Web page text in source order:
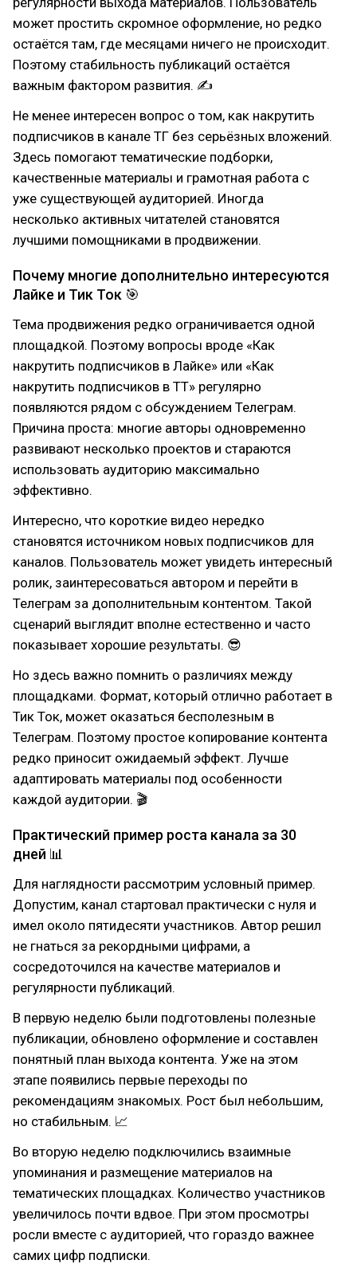
может простить скромное оформление, но редко
остаётся там, где месяцами ничего не происходит.
Поэтому стабильность публикаций остаётся
важным фактором развития. ✍
Не менее интересен вопрос о том, как накрутить
подписчиков в канале ТГ без серьёзных вложений.
Здесь помогают тематические подборки,
качественные материалы и грамотная работа с
уже существующей аудиторией. Иногда
несколько активных читателей становятся
лучшими помощниками в продвижении.
Почему многие дополнительно интересуются
Лайке и Тик Ток 🎯
Тема продвижения редко ограничивается одной
площадкой. Поэтому вопросы вроде «Как
накрутить подписчиков в Лайке» или «Как
накрутить подписчиков в ТТ» регулярно
появляются рядом с обсуждением Телеграм.
Причина проста: многие авторы одновременно
развивают несколько проектов и стараются
использовать аудиторию максимально
эффективно.
Интересно, что короткие видео нередко
становятся источником новых подписчиков для
каналов. Пользователь может увидеть интересный
ролик, заинтересоваться автором и перейти в
Телеграм за дополнительным контентом. Такой
сценарий выглядит вполне естественно и часто
показывает хорошие результаты. 😎
Но здесь важно помнить о различиях между
площадками. Формат, который отлично работает в
Тик Ток, может оказаться бесполезным в
Телеграм. Поэтому простое копирование контента
редко приносит ожидаемый эффект. Лучше
адаптировать материалы под особенности
каждой аудитории. 🎬
Практический пример роста канала за 30
дней 📊
Для наглядности рассмотрим условный пример.
Допустим, канал стартовал практически с нуля и
имел около пятидесяти участников. Автор решил
не гнаться за рекордными цифрами, а
сосредоточился на качестве материалов и
регулярности публикаций.
В первую неделю были подготовлены полезные
публикации, обновлено оформление и составлен
понятный план выхода контента. Уже на этом
этапе появились первые переходы по
рекомендациям знакомых. Рост был небольшим,
но стабильным. 📈
Во вторую неделю подключились взаимные
упоминания и размещение материалов на
тематических площадках. Количество участников
увеличилось почти вдвое. При этом просмотры
росли вместе с аудиторией, что гораздо важнее
самих цифр подписки.